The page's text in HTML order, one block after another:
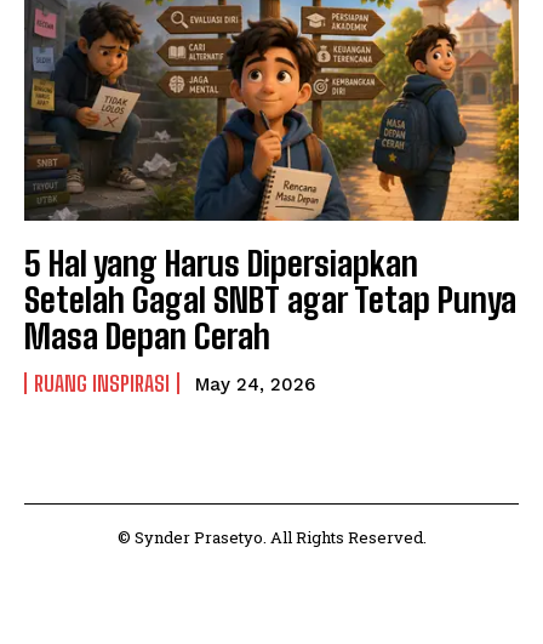
5 Hal yang Harus Dipersiapkan
Setelah Gagal SNBT agar Tetap Punya
Masa Depan Cerah
RUANG INSPIRASI May 24, 2026
© Synder Prasetyo. All Rights Reserved.